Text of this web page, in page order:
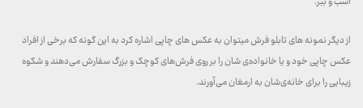
از دیگر نمونه های تابلو فرش میتوان به عکس های چاپی اشاره کرد به این گونه که برخی از افراد
عکس چاپی خود و یا خانواده‌ی شان را بر روی فرش‌های کوچک و بزرگ سفارش می‌دهند و شکوه
زیبایی را برای خانه‌ی‌شان به ارمغان می‌آورند.